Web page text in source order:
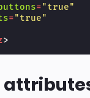
="true"
="true"
>